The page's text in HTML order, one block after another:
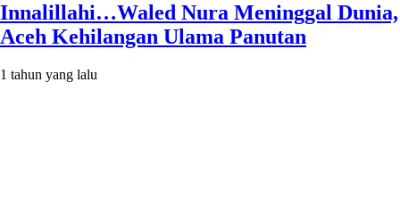
Innalillahi…Waled Nura Meninggal Dunia,
Aceh Kehilangan Ulama Panutan
1 tahun yang lalu